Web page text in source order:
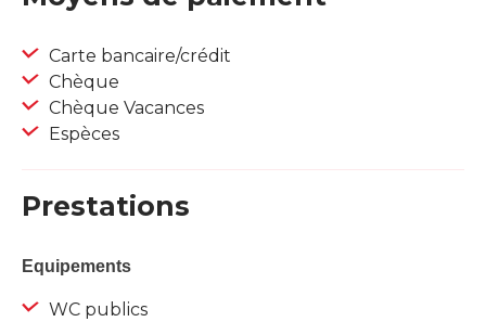
Carte bancaire/crédit
Chèque
Chèque Vacances
Espèces
Prestations
Equipements
WC publics